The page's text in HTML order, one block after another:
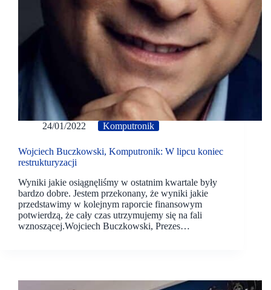
24/01/2022 Komputronik
Wojciech Buczkowski, Komputronik: W lipcu koniec
restrukturyzacji
Wyniki jakie osiągnęliśmy w ostatnim kwartale były
bardzo dobre. Jestem przekonany, że wyniki jakie
przedstawimy w kolejnym raporcie finansowym
potwierdzą, że cały czas utrzymujemy się na fali
wznoszącej.Wojciech Buczkowski, Prezes…